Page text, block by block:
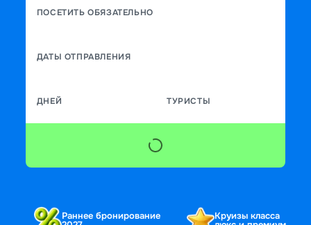
ПОСЕТИТЬ ОБЯЗАТЕЛЬНО
ДАТЫ ОТПРАВЛЕНИЯ
ДНЕЙ ТУРИСТЫ
Раннее бронирование Круизы класса